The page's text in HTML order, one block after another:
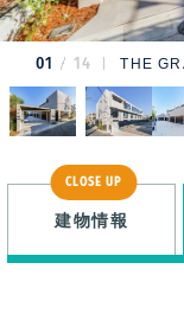
01 14 THE
CLOSE UP
建物情報